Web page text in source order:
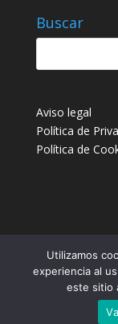
Buscar
Aviso legal
Política de
Política de
Facebook
Utilizamos
experiencia al
este sitio